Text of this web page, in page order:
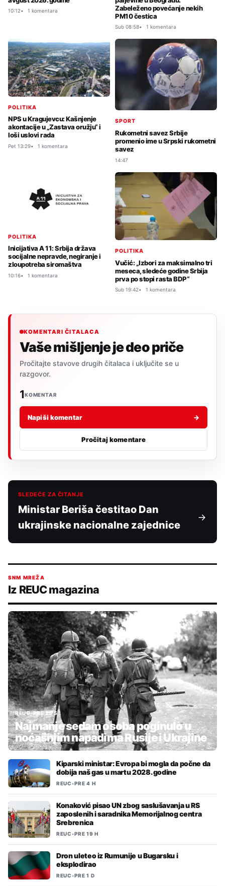
10:12 1 komentara
Zabeleženo povećanje nekih
PM10 čestica
Sub 08:58 1 komentara
POLITIKA
NPS u Kragujevcu: Kašnjenje
akontacije u „Zastava oružju“ i
loši uslovi rada
Pet 13:29 1 komentara
SPORT
Rukometni savez Srbije
promenio ime u Srpski rukometni
savez
14:47
POLITIKA
Inicijativa A 11: Srbija država
socijalne nepravde, negiranje i
zloupotreba siromaštva
10:16 1 komentara
POLITIKA
Vučić: „Izbori za maksimalno tri
meseca, sledeće godine Srbija
prva po stopi rasta BDP“
Sub 19:42 1 komentara
KOMENTARI ČITALACA
Vaše mišljenje je deo priče
Pročitajte stavove drugih čitalaca i uključite se u
razgovor.
1KOMENTAR
Napiši komentar →
Pročitaj komentare
SLEDEĆE ZA ČITANJE
Ministar Beriša čestitao Dan
ukrajinske nacionalne zajednice
SNM MREŽA
Iz REUC magazina
REUC•PRE 25 S
Najmanje sedam osoba poginulo u
noćašnjim napadima Rusije i Ukrajine
Kiparski ministar: Evropa bi mogla da počne da
dobija naš gas u martu 2028. godine
REUC•PRE 4 H
Konaković pisao UN zbog saslušavanja u RS
zaposlenih i saradnika Memorijalnog centra
Srebrenica
REUC•PRE 19 H
Dron uleteo iz Rumunije u Bugarsku i
eksplodirao
REUC•PRE 1 D